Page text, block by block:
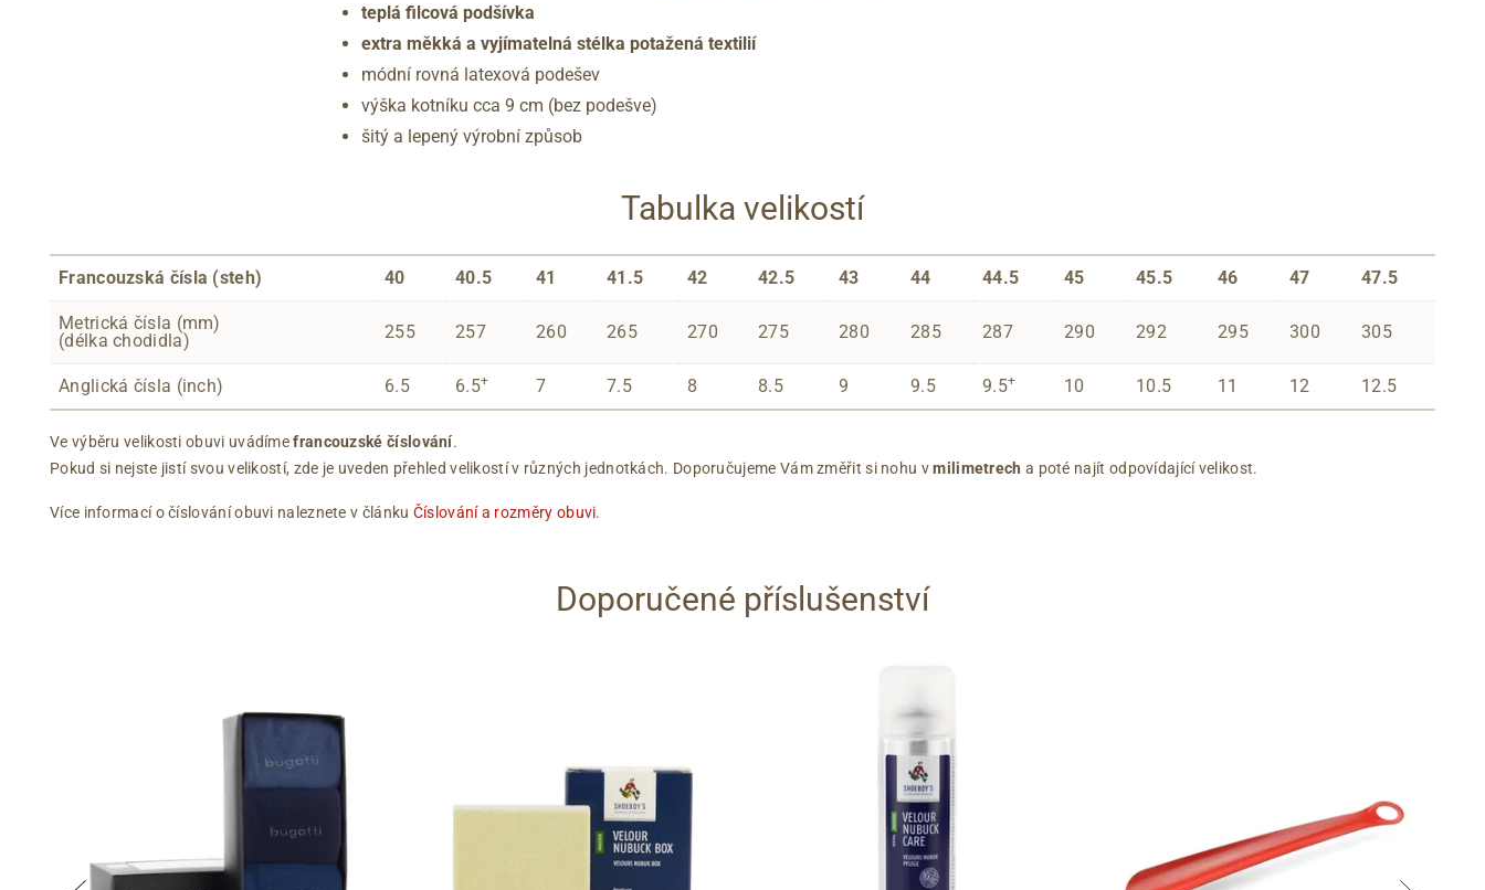
teplá filcová podšívka
extra měkká a vyjímatelná stélka potažená textilií
módní rovná latexová podešev
výška kotníku cca 9 cm (bez podešve)
šitý a lepený výrobní způsob
Tabulka velikostí
Francouzská čísla (steh) 40 40.5 41 41.5 42 42.5 43 44 44.5 45 45.5 46 47 47.5
Metrická čísla (mm)
(délka chodidla)
255 257 260 265 270 275 280 285 287 290 292 295 300 305
Anglická čísla (inch) 6.5 6.5+ 7 7.5 8 8.5 9 9.5 9.5+ 10 10.5 11 12 12.5
Ve výběru velikosti obuvi uvádímefrancouzské číslování.
Pokud si nejste jistí svou velikostí, zde je uveden přehled velikostí v různých jednotkách. Doporučujeme Vám změřit si nohu vmilimetrech a poté najít odpovídající velikost.
Více informací o číslování obuvi naleznete v článku Číslování a rozměry obuvi.
Doporučené příslušenství